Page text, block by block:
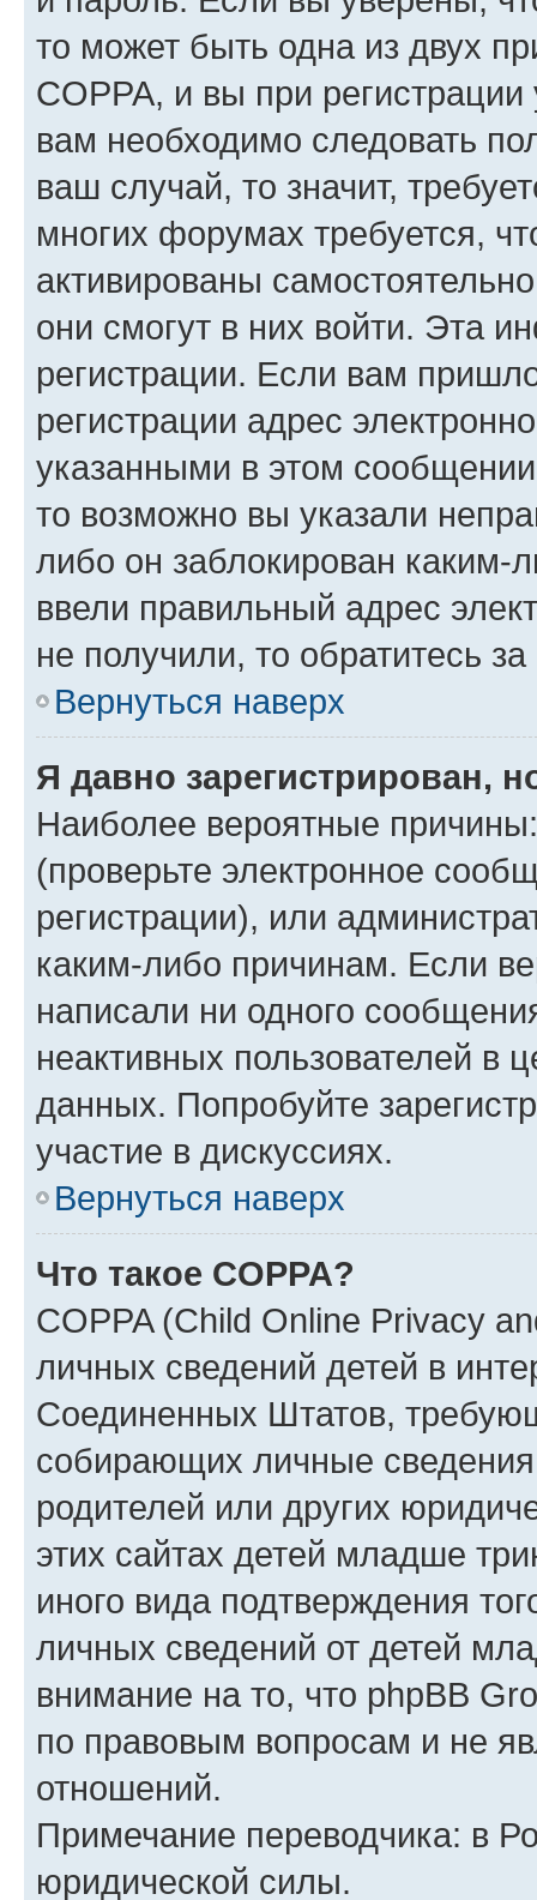
то может быть одна из двух
COPPA, и вы при
вам необходимо следовать
ваш случай, то значит,
многих форумах требуется,
активированы
они смогут в них войти. Эта
регистрации. Если вам
регистрации адрес
указанными в этом
то возможно вы указали
либо он заблокирован
ввели правильный адрес
не получили, то обратитесь
Вернуться наверх
Я давно зарегистрирован,
Наиболее вероятные
(проверьте электронное
регистрации), или
каким-либо причинам. Если
написали ни одного
неактивных пользователей в
данных. Попробуйте
участие в дискуссиях.
Вернуться наверх
Что такое COPPA?
COPPA (Child Online Privacy
личных сведений детей в
Соединенных Штатов,
собирающих личные
родителей или других
этих сайтах детей младше
иного вида подтверждения
личных сведений от детей
внимание на то, что phpBB
по правовым вопросам и не
отношений.
Примечание переводчика: в
юридической силы.